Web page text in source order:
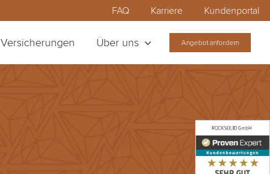
FAQ Karriere Kundenportal
Versicherungen Über uns Angebot anfordern